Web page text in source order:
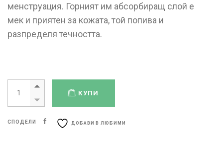
менструация. Горният им абсорбиращ слой е
мек и приятен за кожата, той попива и
разпределя течността.
КУПИ
СПОДЕЛИ ДОБАВИ В ЛЮБИМИ